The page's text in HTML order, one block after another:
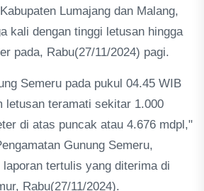
Lumajang dan Malang,
kali dengan tinggi letusan hingga
pada, Rabu(27/11/2024) pagi.
Semeru pada pukul 04.45 WIB
letusan teramati sekitar 1.000
di atas puncak atau 4.676 mdpl,"
Gunung Semeru,
laporan tertulis yang diterima di
Rabu(27/11/2024).